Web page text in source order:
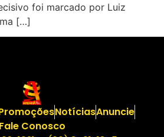
foi marcado por Luiz
[…]
NotíciasAnuncie
Fale Conosco